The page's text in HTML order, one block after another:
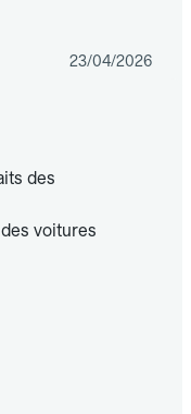
23/04/2026
des
voitures